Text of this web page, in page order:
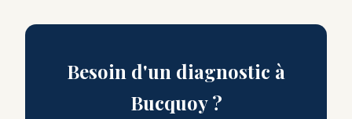
Besoin d'un diagnostic à
Bucquoy ?